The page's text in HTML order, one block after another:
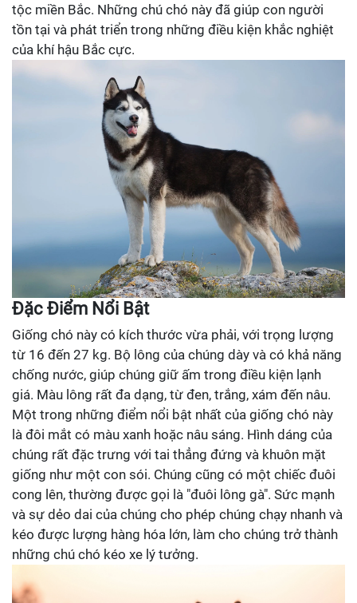
tộc miền Bắc. Những chú chó này đã giúp con người
tồn tại và phát triển trong những điều kiện khắc nghiệt
của khí hậu Bắc cực.
Đặc Điểm Nổi Bật
Giống chó này có kích thước vừa phải, với trọng lượng
từ 16 đến 27 kg. Bộ lông của chúng dày và có khả năng
chống nước, giúp chúng giữ ấm trong điều kiện lạnh
giá. Màu lông rất đa dạng, từ đen, trắng, xám đến nâu.
Một trong những điểm nổi bật nhất của giống chó này
là đôi mắt có màu xanh hoặc nâu sáng. Hình dáng của
chúng rất đặc trưng với tai thẳng đứng và khuôn mặt
giống như một con sói. Chúng cũng có một chiếc đuôi
cong lên, thường được gọi là "đuôi lông gà". Sức mạnh
và sự dẻo dai của chúng cho phép chúng chạy nhanh và
kéo được lượng hàng hóa lớn, làm cho chúng trở thành
những chú chó kéo xe lý tưởng.